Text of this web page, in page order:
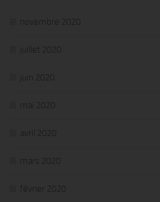
novembre 2020
juillet 2020
juin 2020
mai 2020
avril 2020
mars 2020
février 2020